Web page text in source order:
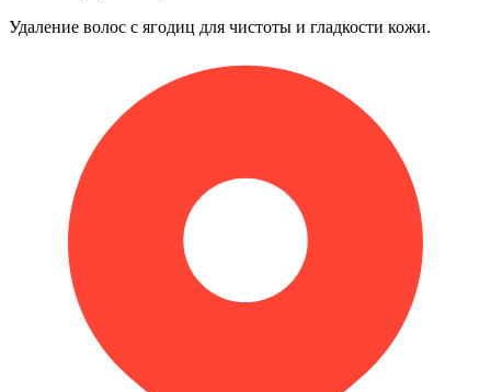
Удаление волос с ягодиц для чистоты и гладкости кожи.